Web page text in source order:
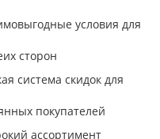
сторон
покупателей